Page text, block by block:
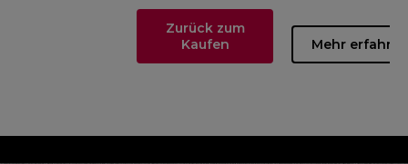
Zurück zum
Kaufen
Mehr erfahren